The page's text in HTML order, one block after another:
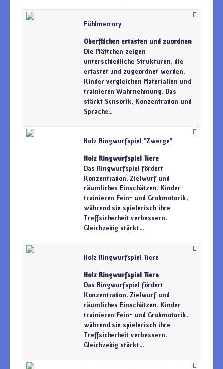
Fühlmemory
Oberflächen ertasten und zuordnen
Die Plättchen zeigen
unterschiedliche Strukturen, die
ertastet und zugeordnet werden.
Kinder vergleichen Materialien und
trainieren Wahrnehmung. Das
stärkt Sensorik, Konzentration und
Sprache...
Holz Ringwurfspiel "Zwerge"
Holz Ringwurfspiel Tiere
Das Ringwurfspiel fördert
Konzentration, Zielwurf und
räumliches Einschätzen. Kinder
trainieren Fein- und Grobmotorik,
während sie spielerisch ihre
Treffsicherheit verbessern.
Gleichzeitig stärkt...
Holz Ringwurfspiel Tiere
Holz Ringwurfspiel Tiere
Das Ringwurfspiel fördert
Konzentration, Zielwurf und
räumliches Einschätzen. Kinder
trainieren Fein- und Grobmotorik,
während sie spielerisch ihre
Treffsicherheit verbessern.
Gleichzeitig stärkt...